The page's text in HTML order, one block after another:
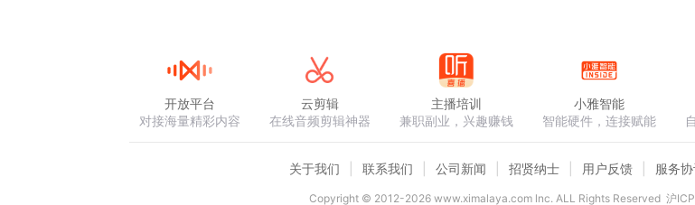
开放平台
对接海量精彩内容
云剪辑
在线音频剪辑神器
主播培训
兼职副业，兴趣赚钱
小雅智能
智能硬件，连接赋能
关于我们 联系我们 公司新闻 招贤纳士 用户反馈 服务
Copyright © 2012-2026www.ximalaya.com lnc. ALL Rights Reserved 沪